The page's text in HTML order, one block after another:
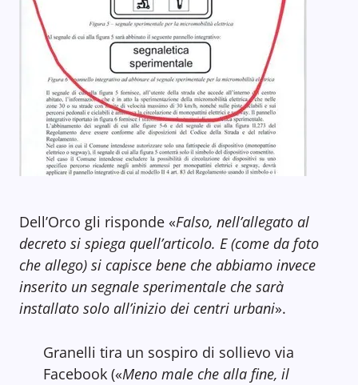
Dell’Orco gli risponde «Falso, nell’allegato al
decreto si spiega quell’articolo. E (come da foto
che allego) si capisce bene che abbiamo invece
inserito un segnale sperimentale che sarà
installato solo all’inizio dei centri urbani».
Granelli tira un sospiro di sollievo via
Facebook («Meno male che alla fine, il